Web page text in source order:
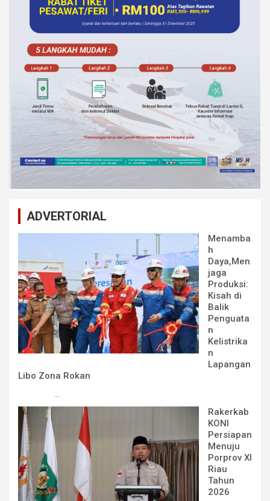
ADVERTORIAL
Menamba
h
Daya,Men
jaga
Produksi:
Kisah di
Balik
Penguata
n
Kelistrika
n
Lapangan
Libo Zona Rokan
...
Rakerkab
KONI
Persiapan
Menuju
Porprov XI
Riau
Tahun
2026